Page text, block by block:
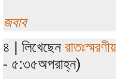
জবাব
৪ | লিখেছেন রাতঃস্মরণীয়
- ৫:৩৫অপরাহ্ন)